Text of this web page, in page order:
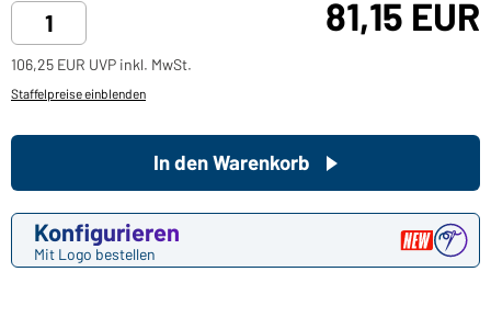
81,15 EUR
106,25 EUR UVP inkl. MwSt.
Staffelpreise einblenden
Konfigurieren
Mit Logo bestellen
In den Warenkorb